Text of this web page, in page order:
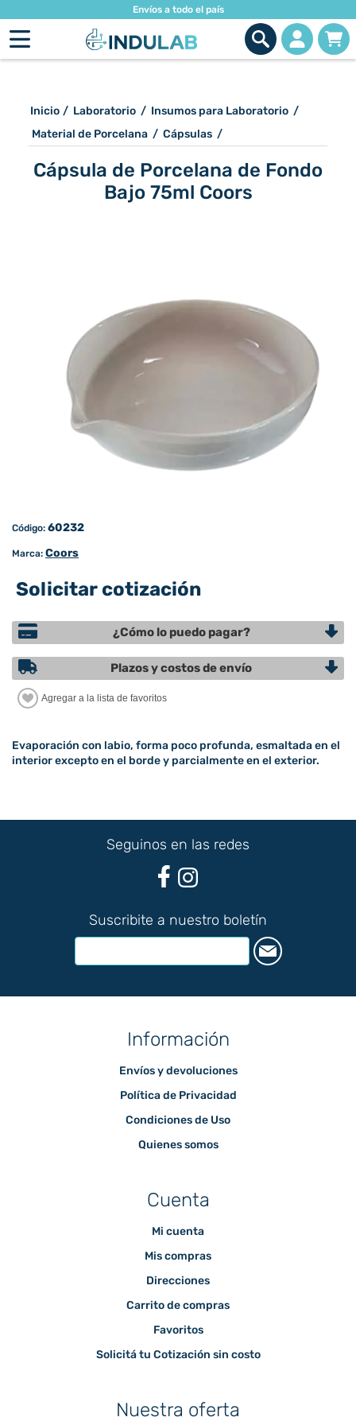
Envíos a todo el país
Inicio / Laboratorio / Insumos para Laboratorio /
Material de Porcelana / Cápsulas /
Cápsula de Porcelana de Fondo
Bajo 75ml Coors
Código: 60232
Marca: Coors
Solicitar cotización
¿Cómo lo puedo pagar?
Plazos y costos de envío
Evaporación con labio, forma poco profunda, esmaltada en el
interior excepto en el borde y parcialmente en el exterior.
Seguinos en las redes
Suscribite a nuestro boletín
Información
Envíos y devoluciones
Política de Privacidad
Condiciones de Uso
Quienes somos
Cuenta
Mi cuenta
Mis compras
Direcciones
Carrito de compras
Favoritos
Solicitá tu Cotización sin costo
Nuestra oferta